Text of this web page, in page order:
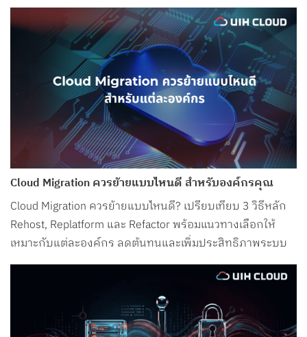
Cloud Migration ควรย้ายแบบไหนดี สำหรับองค์กรคุณ
Cloud Migration ควรย้ายแบบไหนดี? เปรียบเทียบ 3 วิธีหลัก
Rehost, Replatform และ Refactor พร้อมแนวทางเลือกให้
เหมาะกับแต่ละองค์กร ลดต้นทุนและเพิ่มประสิทธิภาพระบบ